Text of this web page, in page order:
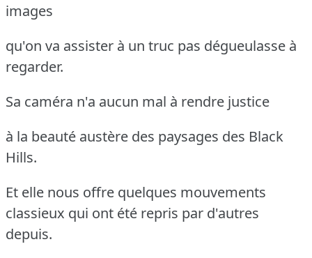
images
qu'on va assister à un truc pas dégueulasse à
regarder.
Sa caméra n'a aucun mal à rendre justice
à la beauté austère des paysages des Black
Hills.
Et elle nous offre quelques mouvements
classieux qui ont été repris par d'autres
depuis.